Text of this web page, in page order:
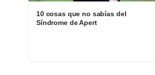
10 cosas que no sabías del
Síndrome de Apert